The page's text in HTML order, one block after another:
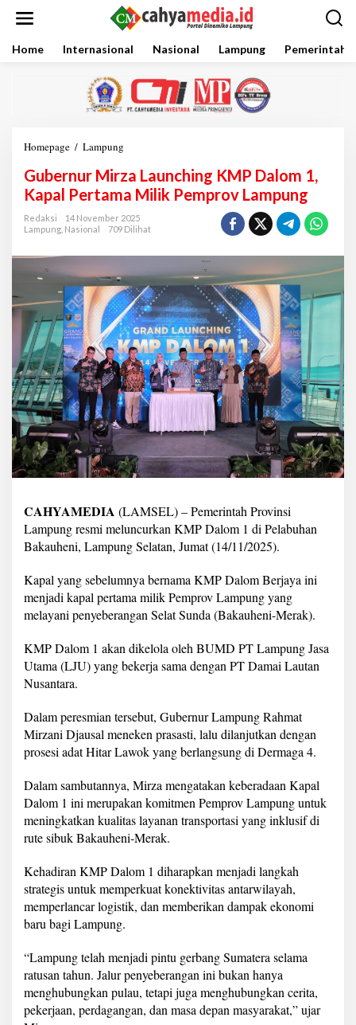
Home Internasional Nasional Lampung
Homepage / Lampung
b
e
r
n
u
i
r
z
a
L
a
u
n
c
h
i
n
K
M
D
a
l
o
1
K
a
a
l
t
a
m
i
l
i
k
m
p
r
a
m
p
u
n
Gubernur Mirza Launching KMP Dalom 1,
Kapal Pertama Milik Pemprov Lampung
Redaksi
14 November 2025
Lampung Nasional 709 Dilihat
CAHYAMEDIA (LAMSEL) – Pemerintah Provinsi
Lampung resmi meluncurkan KMP Dalom 1 di Pelabuhan
Bakauheni, Lampung Selatan, Jumat (14/11/2025).
Kapal yang sebelumnya bernama KMP Dalom Berjaya ini
menjadi kapal pertama milik Pemprov Lampung yang
melayani penyeberangan Selat Sunda (Bakauheni-Merak).
KMP Dalom 1 akan dikelola oleh BUMD PT Lampung Jasa
Utama (LJU) yang bekerja sama dengan PT Damai Lautan
Nusantara.
Dalam peresmian tersebut, Gubernur Lampung Rahmat
Mirzani Djausal meneken prasasti, lalu dilanjutkan dengan
prosesi adat Hitar Lawok yang berlangsung di Dermaga 4.
Dalam sambutannya, Mirza mengatakan keberadaan Kapal
Dalom 1 ini merupakan komitmen Pemprov Lampung untuk
meningkatkan kualitas layanan transportasi yang inklusif di
rute sibuk Bakauheni-Merak.
Kehadiran KMP Dalom 1 diharapkan menjadi langkah
strategis untuk memperkuat konektivitas antarwilayah,
memperlancar logistik, dan memberikan dampak ekonomi
baru bagi Lampung.
“Lampung telah menjadi pintu gerbang Sumatera selama
ratusan tahun. Jalur penyeberangan ini bukan hanya
menghubungkan pulau, tetapi juga menghubungkan cerita,
pekerjaan, perdagangan, dan masa depan masyarakat,” ujar